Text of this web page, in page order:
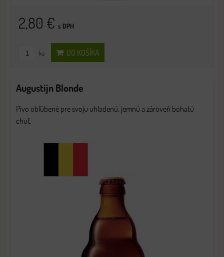
2,80 € s DPH
ks DO KOŠÍKA
Augustijn Blonde
Pivo obľúbené pre svoju uhladenú, jemnú a zároveň bohatú
chuť.